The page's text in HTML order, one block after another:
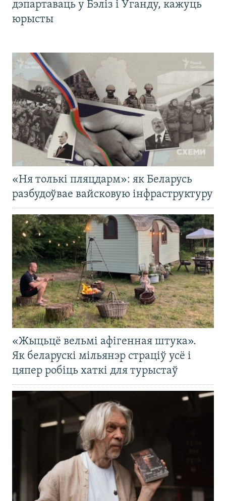
дэпартаваць у Бэліз і Ўганду, кажуць
юрысты
«Ня толькі пляцдарм»: як Беларусь
разбудоўвае вайсковую інфраструктуру
«Жыцьцё вельмі афігенная штука».
Як беларускі мільянэр страціў усё і
цяпер робіць хаткі для турыстаў